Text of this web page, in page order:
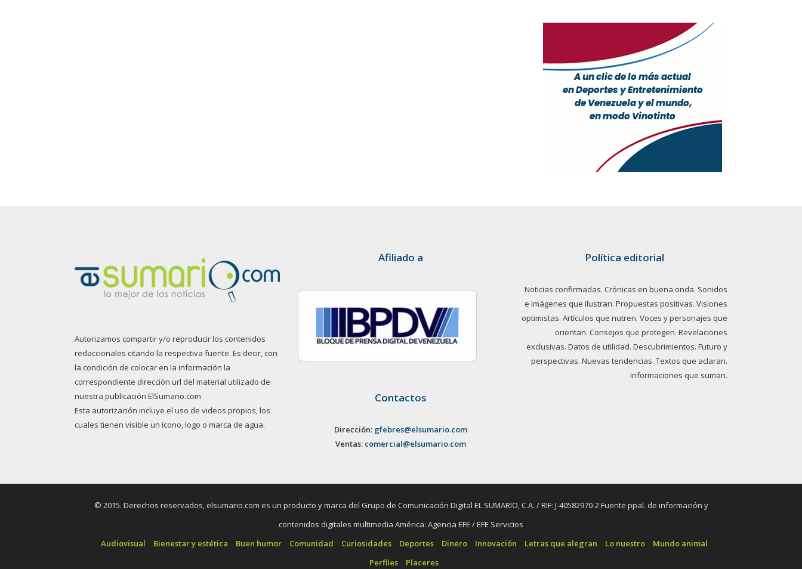
Autorizamos compartir y/o reproducir los contenidos
redaccionales citando la respectiva fuente. Es decir, con
la condición de colocar en la información la
correspondiente dirección url del material utilizado de
nuestra publicación ElSumario.com
Esta autorización incluye el uso de videos propios, los
cuales tienen visible un ícono, logo o marca de agua.
Afiliado a
Contactos
Dirección: gfebres@elsumario.com
Ventas: comercial@elsumario.com
Política editorial
Noticias confirmadas. Crónicas en buena onda. Sonidos
e imágenes que ilustran. Propuestas positivas. Visiones
optimistas. Artículos que nutren. Voces y personajes que
orientan. Consejos que protegen. Revelaciones
exclusivas. Datos de utilidad. Descubrimientos. Futuro y
perspectivas. Nuevas tendencias. Textos que aclaran.
Informaciones que suman.
© 2015. Derechos reservados, elsumario.com es un producto y marca del Grupo de Comunicación Digital EL SUMARIO, C.A. / RIF: J-40582970-2 Fuente ppal. de información y
contenidos digitales multimedia América: Agencia EFE / EFE Servicios
Audiovisual
Bienestar y estética Buen humor Comunidad Curiosidades Deportes Dinero Innovación Letras que alegran Lo nuestro
Mundo animal
Perfiles
Placeres